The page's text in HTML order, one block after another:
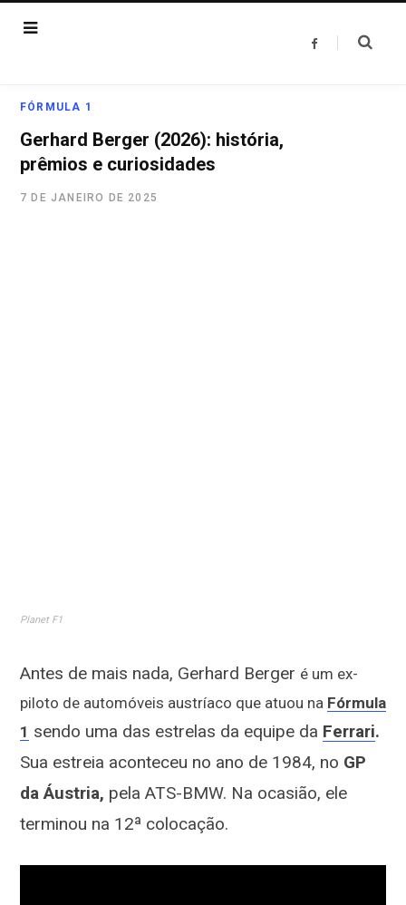
F
FÓRMULA 1
Gerhard Berger (2026): história,
prêmios e curiosidades
7 DE JANEIRO DE 2025
Planet F1
Antes de mais nada, Gerhard Berger é um ex-
piloto de automóveis austríaco que atuou na Fórmula
1 sendo uma das estrelas da equipe da Ferrari.
Sua estreia aconteceu no ano de 1984, no GP
da Áustria, pela ATS-BMW. Na ocasião, ele
terminou na 12ª colocação.